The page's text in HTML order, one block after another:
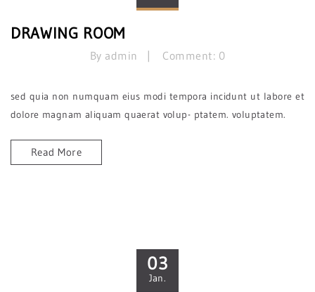
DRAWING ROOM
By admin Comment: 0
sed quia non numquam eius modi tempora incidunt ut labore et
dolore magnam aliquam quaerat volup- ptatem. voluptatem.
Read More
03
Jan.